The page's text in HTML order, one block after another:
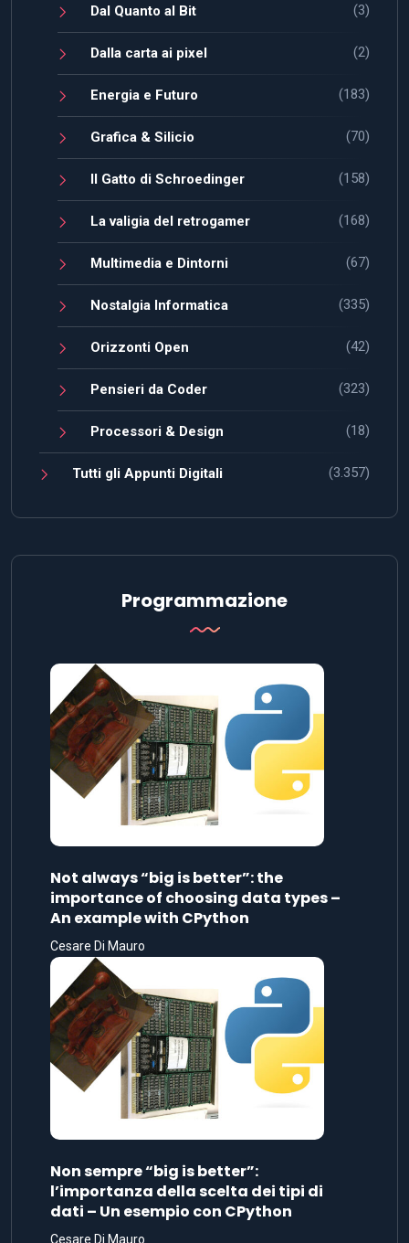
Dal Quanto al Bit (3)
Dalla carta ai pixel (2)
Energia e Futuro (183)
Grafica & Silicio (70)
Il Gatto di Schroedinger (158)
La valigia del retrogamer (168)
Multimedia e Dintorni (67)
Nostalgia Informatica (335)
Orizzonti Open (42)
Pensieri da Coder (323)
Processori & Design (18)
Tutti gli Appunti Digitali (3.357)
Programmazione
Not always “big is better”: the
importance of choosing data types –
An example with CPython
Cesare Di Mauro
Non sempre “big is better”:
l’importanza della scelta dei tipi di
dati – Un esempio con CPython
Cesare Di Mauro